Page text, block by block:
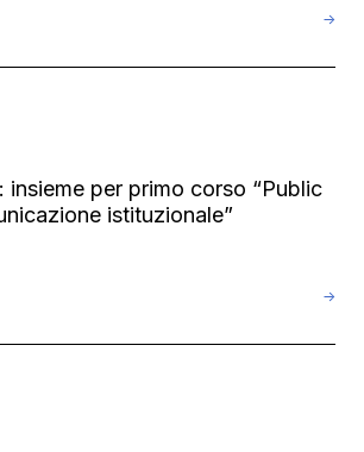
→
insieme per primo corso “Public
istituzionale”
→